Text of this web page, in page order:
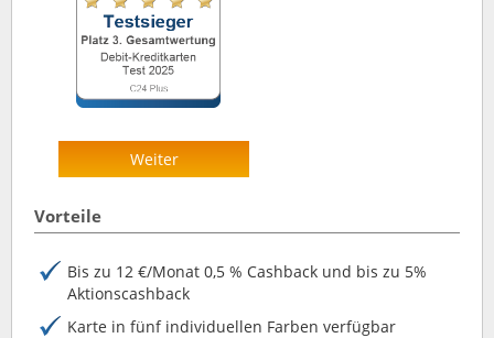
Weiter
Vorteile
Bis zu 12 €/Monat 0,5 % Cashback und bis zu 5%
Aktionscashback
Karte in fünf individuellen Farben verfügbar